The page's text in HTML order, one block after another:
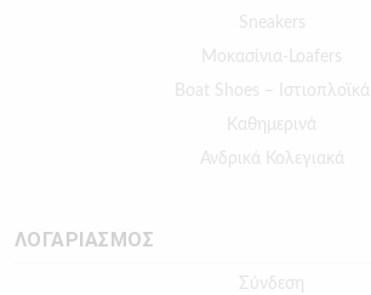
Sneakers
Μοκασίνια-Loafers
Boat Shoes – Ιστιοπλοϊκά
Καθημερινά
Ανδρικά Κολεγιακά
ΛΟΓΑΡΙΑΣΜΟΣ
Σύνδεση